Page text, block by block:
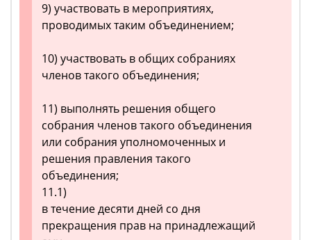
9) участвовать в мероприятиях,
проводимых таким объединением;
10) участвовать в общих собраниях
членов такого объединения;
11) выполнять решения общего
собрания членов такого объединения
или собрания уполномоченных и
решения правления такого
объединения;
11.1)
в течение десяти дней со дня
прекращения прав на принадлежащий